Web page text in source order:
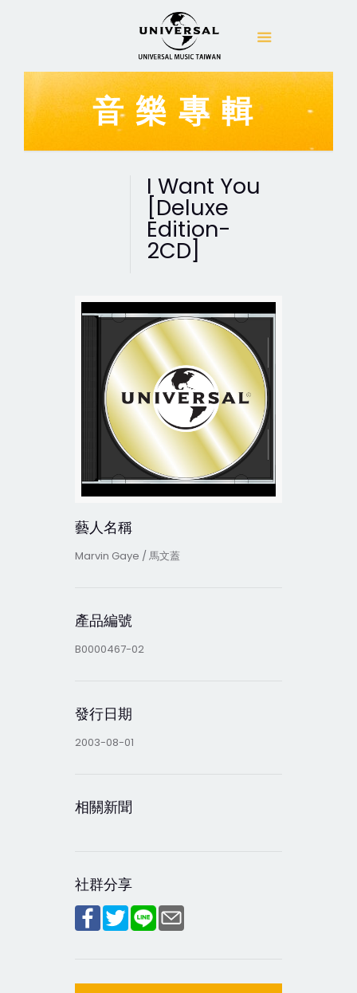
音樂專輯
I Want You
[Deluxe
Edition-
2CD]
藝人名稱
Marvin Gaye / 馬文蓋
產品編號
B0000467-02
發行日期
2003-08-01
相關新聞
社群分享